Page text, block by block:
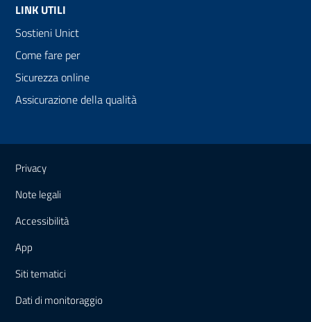
LINK UTILI
Sostieni Unict
Come fare per
Sicurezza online
Assicurazione della qualità
Link e informazioni utili
Privacy
Note legali
Accessibilità
App
Siti tematici
Dati di monitoraggio